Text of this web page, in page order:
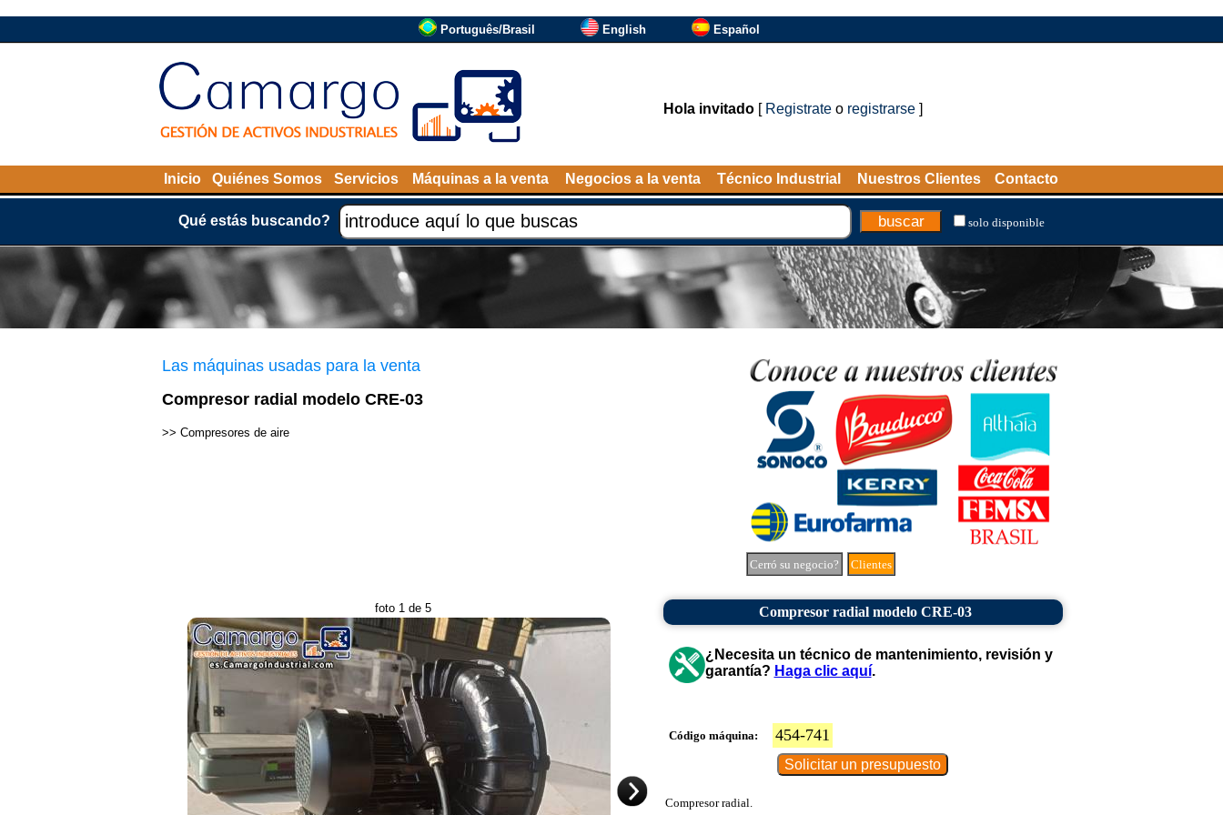
Português/Brasil English Español
Hola invitado[ Registrateo registrarse]
Inicio Quiénes Somos Servicios Máquinas a la venta Negocios a la venta Técnico Industrial Nuestros Clientes Contacto
Qué estás buscando? solo disponible
Las máquinas usadas para la venta
Compresor radial modelo CRE-03
>> Compresores de aire
Cerró su negocio? Clientes
foto 1 de 5 Compresor radial modelo CRE-03
¿Necesita un técnico de mantenimiento, revisión y
garantía? Haga clic aquí.
Código máquina: 454-741
Compresor radial.